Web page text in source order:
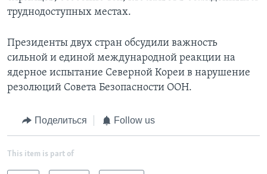
труднодоступных местах.
Президенты двух стран обсудили важность
сильной и единой международной реакции на
ядерное испытание Северной Кореи в нарушение
резолюций Совета Безопасности ООН.
Поделиться Follow us
This item is part of